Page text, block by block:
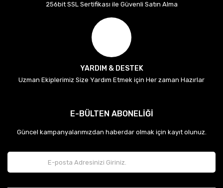
256bit SSL Sertifikası ile Güvenli Satın Alma
YARDIM & DESTEK
Uzman Ekiplerimiz Size Yardım Etmek için Her zaman Hazırlar
E-BÜLTEN ABONELİĞİ
Güncel kampanyalarımızdan haberdar olmak için kayıt olunuz.